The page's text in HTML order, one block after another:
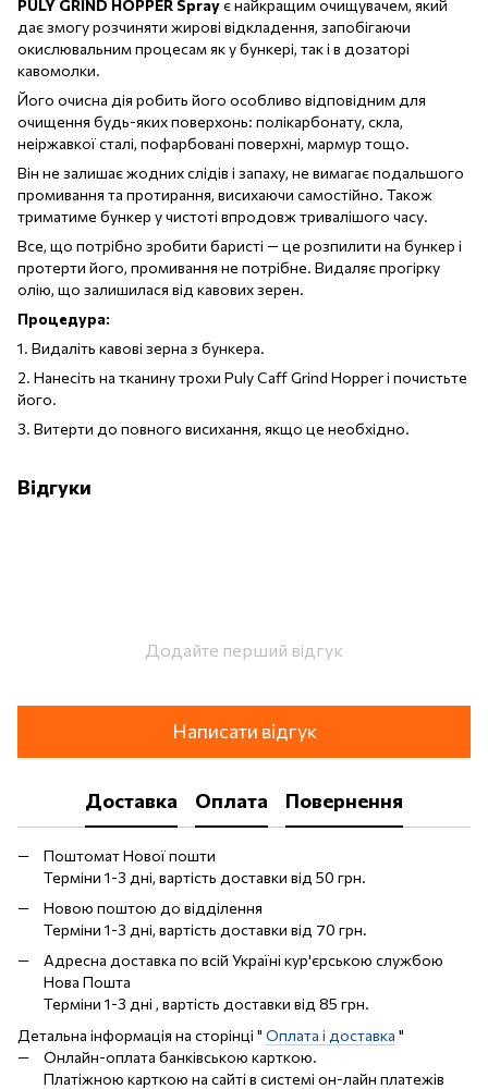
PULY GRIND HOPPER Sprayє найкращим очищувачем, який
дає змогу розчиняти жирові відкладення, запобігаючи
окислювальним процесам як у бункері, так і в дозаторі
кавомолки.
Його очисна дія робить його особливо відповідним для
очищення будь-яких поверхонь: полікарбонату, скла,
неіржавкої сталі, пофарбовані поверхні, мармур тощо.
Він не залишає жодних слідів і запаху, не вимагає подальшого
промивання та протирання, висихаючи самостійно. Також
триматиме бункер у чистоті впродовж тривалішого часу.
Все, що потрібно зробити баристі — це розпилити на бункер і
протерти його, промивання не потрібне. Видаляє прогірку
олію, що залишилася від кавових зерен.
Процедура:
1. Видаліть кавові зерна з бункера.
2. Нанесіть на тканину трохи Puly Caff Grind Hopper і почистьте
його.
3. Витерти до повного висихання, якщо це необхідно.
Відгуки
Додайте перший відгук
Написати відгук
Доставка Оплата Повернення
Поштомат Нової пошти
Терміни 1-3 дні, вартість доставки від 50 грн.
Новою поштою до відділення
Терміни 1-3 дні, вартість доставки від 70 грн.
Адресна доставка по всій Україні кур'єрською службою
Нова Пошта
Терміни 1-3 дні , вартість доставки від 85 грн.
Детальна інформація на сторінці " Оплата і доставка "
Онлайн-оплата банківською карткою.
Платіжною карткою на сайті в системі он-лайн платежів